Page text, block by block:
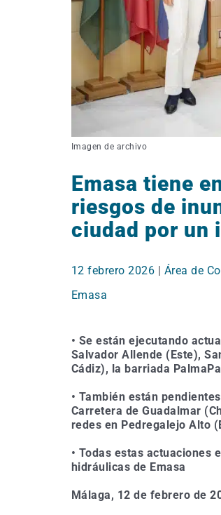
Imagen de archivo
Emasa tiene
riesgos de
ciudad por un
12 febrero 2026 | Área de
Emasa
• Se están ejecutando
Salvador Allende (Este),
Cádiz), la barriada
• También están
Carretera de Guadalmar
redes en Pedregalejo Alto
• Todas estas actuaciones
hidráulicas de Emasa
Málaga, 12 de febrero de